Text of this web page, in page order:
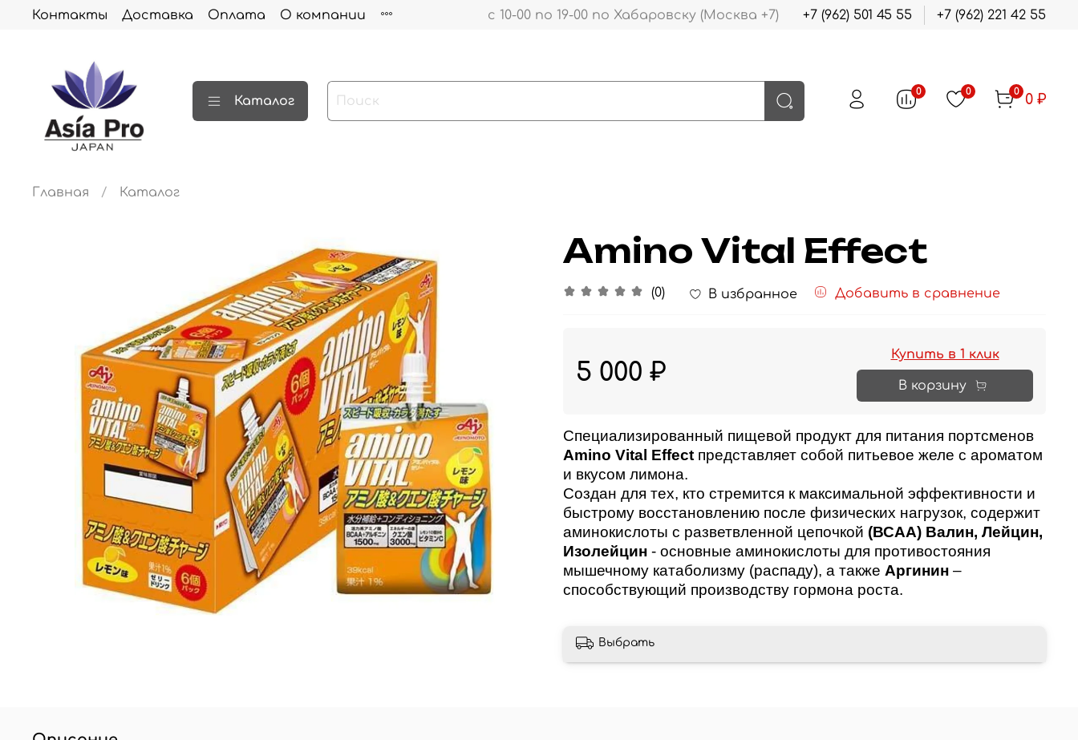
Контакты Доставка Оплата О компании с 10-00 по 19-00 по Хабаровску (Москва +7) +7 (962) 501 45 55 +7 (962) 221 42 55
Каталог
0 0 0 0 ₽
Главная Каталог
Amino Vital Effect
(0) В избранное Добавить в сравнение
5 000 ₽
Купить в 1 клик
В корзину
Специализированный пищевой продукт для питания портсменов
Amino Vital Effect представляет собой питьевое желе с ароматом
и вкусом лимона.
Создан для тех, кто стремится к максимальной эффективности и
быстрому восстановлению после физических нагрузок, содержит
аминокислоты с разветвленной цепочкой (ВСАА) Валин, Лейцин,
Изолейцин - основные аминокислоты для противостояния
мышечному катаболизму (распаду), а также Аргинин –
способствующий производству гормона роста.
Выбрать